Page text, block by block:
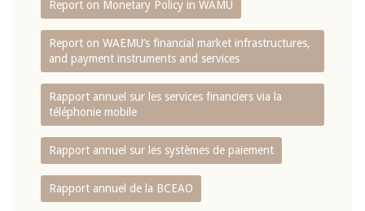
Report on Monetary Policy in WAMU
Report on WAEMU’s financial market infrastructures,
and payment instruments and services
Rapport annuel sur les services financiers via la
téléphonie mobile
Rapport annuel sur les systèmes de paiement
Rapport annuel de la BCEAO